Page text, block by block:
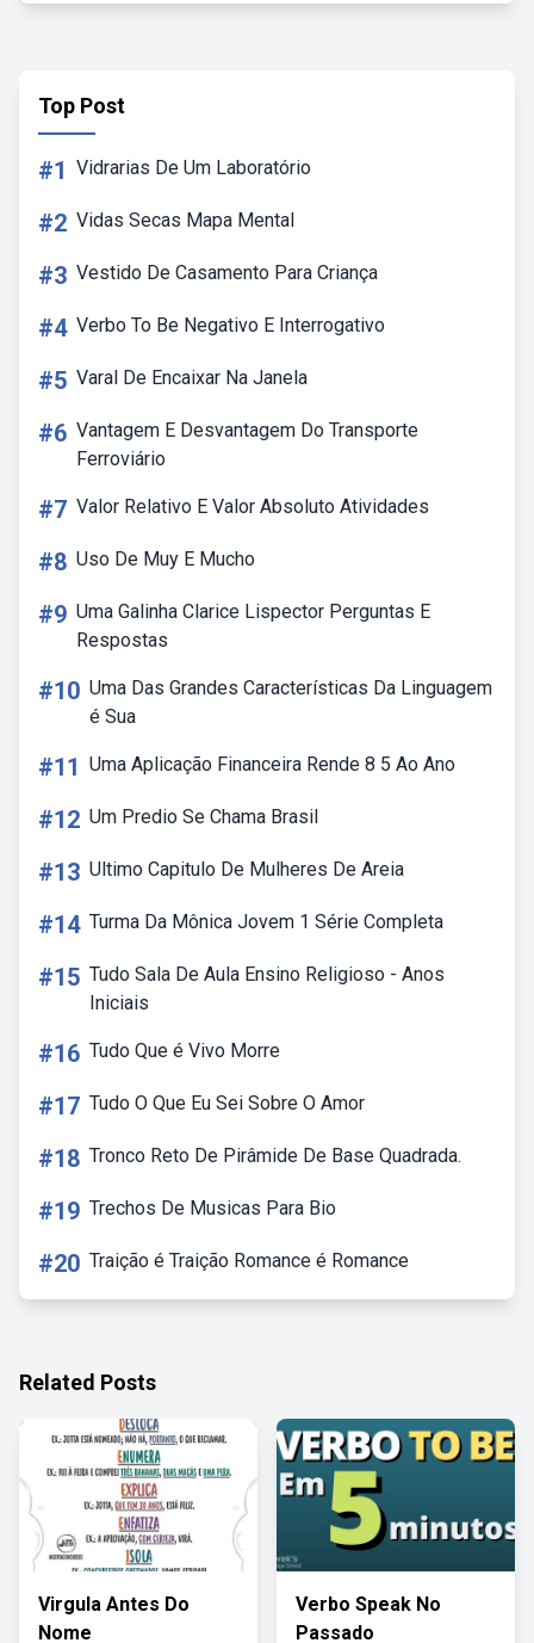
Top Post
#1 Vidrarias De Um Laboratório
#2 Vidas Secas Mapa Mental
#3 Vestido De Casamento Para Criança
#4 Verbo To Be Negativo E Interrogativo
#5 Varal De Encaixar Na Janela
#6 Vantagem E Desvantagem Do Transporte
Ferroviário
#7 Valor Relativo E Valor Absoluto Atividades
#8 Uso De Muy E Mucho
#9 Uma Galinha Clarice Lispector Perguntas E
Respostas
#10 Uma Das Grandes Características Da Linguagem
é Sua
#11 Uma Aplicação Financeira Rende 8 5 Ao Ano
#12 Um Predio Se Chama Brasil
#13 Ultimo Capitulo De Mulheres De Areia
#14 Turma Da Mônica Jovem 1 Série Completa
#15 Tudo Sala De Aula Ensino Religioso - Anos
Iniciais
#16 Tudo Que é Vivo Morre
#17 Tudo O Que Eu Sei Sobre O Amor
#18 Tronco Reto De Pirâmide De Base Quadrada.
#19 Trechos De Musicas Para Bio
#20 Traição é Traição Romance é Romance
Related Posts
Virgula Antes Do
Nome
Verbo Speak No
Passado